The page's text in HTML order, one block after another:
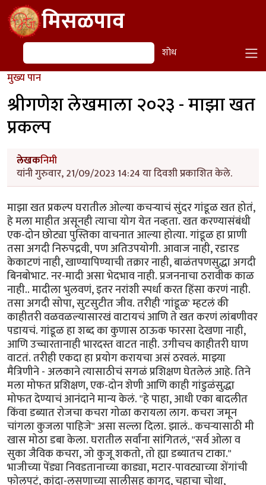
Skip to main contentमिसळपाव
शोध शोध
मुख्य पान
श्रीगणेश लेखमाला २०२३ - माझा खत
प्रकल्प
लेखकनिमी
यांनी गुरुवार, 21/09/2023 14:24 या दिवशी प्रकाशित केले.
माझा खत प्रकल्प घरातील ओल्या कचऱ्याचं सुंदर गांडूळ खत होतं,
हे मला माहीत असूनही त्याचा योग येत नव्हता. खत करण्यासंबंधी
एक-दोन छोट्या पुस्तिका वाचनात आल्या होत्या. गांडूळ हा प्राणी
तसा अगदी निरुपद्रवी, पण अतिउपयोगी. आवाज नाही, रडारड
केकाटणं नाही, खाण्यापिण्याची तक्रार नाही, बाळंतपणसुद्धा अगदी
बिनबोभाट. नर-मादी असा भेदभाव नाही. प्रजननाचा ठरावीक काळ
नाही.. मादीला भुलवणं, इतर नरांशी स्पर्धा करत हिंसा करणं नाही.
तसा अगदी सोपा, सुटसुटीत जीव. तरीही 'गांडूळ' म्हटलं की
काहीतरी वळवळल्यासारखं वाटायचं आणि ते खत करणं लांबणीवर
पडायचं. गांडूळ हा शब्द का कुणास ठाऊक फारसा देखणा नाही,
आणि उच्चारतानाही भारदस्त वाटत नाही. उगीचच काहीतरी घाण
वाटतं. तरीही एकदा हा प्रयोग करायचा असं ठरवलं. माझ्या
मैत्रिणीने - अलकाने त्यासाठीचं सगळं प्रशिक्षण घेतलेलं आहे. तिने
मला मोफत प्रशिक्षण, एक-दोन शेणी आणि काही गांडुळंसुद्धा
मोफत देण्याचं आनंदाने मान्य केलं. "हे पाहा, आधी एका बादलीत
किंवा डब्यात रोजचा कचरा गोळा करायला लाग. कचरा जमून
चांगला कुजला पाहिजे" असा सल्ला दिला. झालं.. कचऱ्यासाठी मी
खास मोठा डबा केला. घरातील सर्वांना सांगितलं, "सर्व ओला व
सुका जैविक कचरा, जो कुजू शकतो, तो ह्या डब्यातच टाका."
भाजीच्या पेंड्या निवडतानाच्या काड्या, मटार-पावट्याच्या शेंगांची
फोलपटं, कांदा-लसणाच्या सालीसह कागद, चहाचा चोथा,